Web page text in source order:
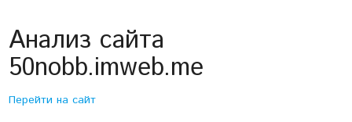
Анализ сайта
50nobb.imweb.me
Перейти на сайт